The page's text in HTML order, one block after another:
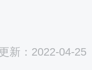
新：2022-04-25